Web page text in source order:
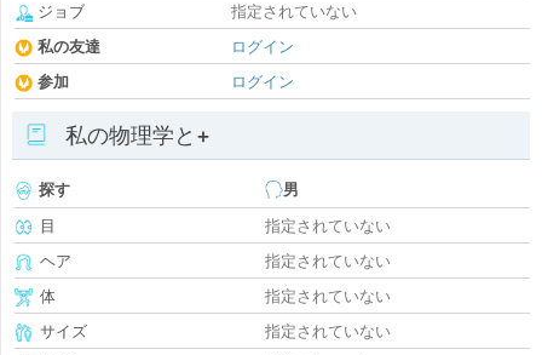
ジョブ
指定されていない
私の友達
ログイン
参加
ログイン
私の物理学と+
探す
男
目
指定されていない
ヘア
指定されていない
体
指定されていない
サイズ
指定されていない